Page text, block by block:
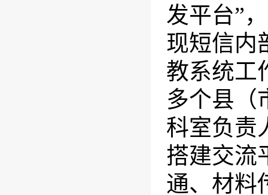
发平台”
现短信内
教系统工
多个县（
科室负责
搭建交流
通、材料